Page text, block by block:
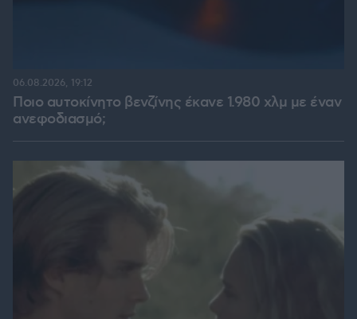
Ποιο αυτοκίνητο βενζίνης έκανε 1.980 χλμ με έναν
ανεφοδιασμό;
06.08.2026, 19:12